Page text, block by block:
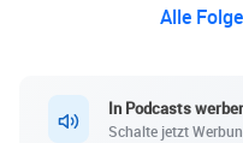
Alle
In Podcasts
Schalte jetzt